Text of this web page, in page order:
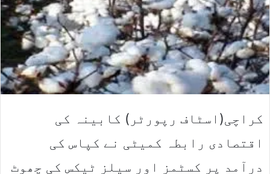
کراچی(اسٹاف رپورٹر) کابینہ کی
اقتصادی رابطہ کمیٹی نے کپاس کی
درآمد پر کسٹمز اور سیلز ٹیکس کی چھوٹ